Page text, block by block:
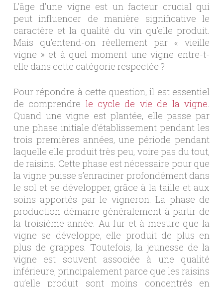
L’âge d’une vigne est un facteur crucial qui
peut influencer de manière significative le
caractère et la qualité du vin qu’elle produit.
Mais qu’entend-on réellement par « vieille
vigne » et à quel moment une vigne entre-t-
elle dans cette catégorie respectée ?
Pour répondre à cette question, il est essentiel
de comprendre le cycle de vie de la vigne.
Quand une vigne est plantée, elle passe par
une phase initiale d’établissement pendant les
trois premières années, une période pendant
laquelle elle produit très peu, voire pas du tout,
de raisins. Cette phase est nécessaire pour que
la vigne puisse s’enraciner profondément dans
le sol et se développer, grâce à la taille et aux
soins apportés par le vigneron. La phase de
production démarre généralement à partir de
la troisième année. Au fur et à mesure que la
vigne se développe, elle produit de plus en
plus de grappes. Toutefois, la jeunesse de la
vigne est souvent associée à une qualité
inférieure, principalement parce que les raisins
qu’elle produit sont moins concentrés en